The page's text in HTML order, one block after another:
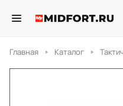
Главная Каталог